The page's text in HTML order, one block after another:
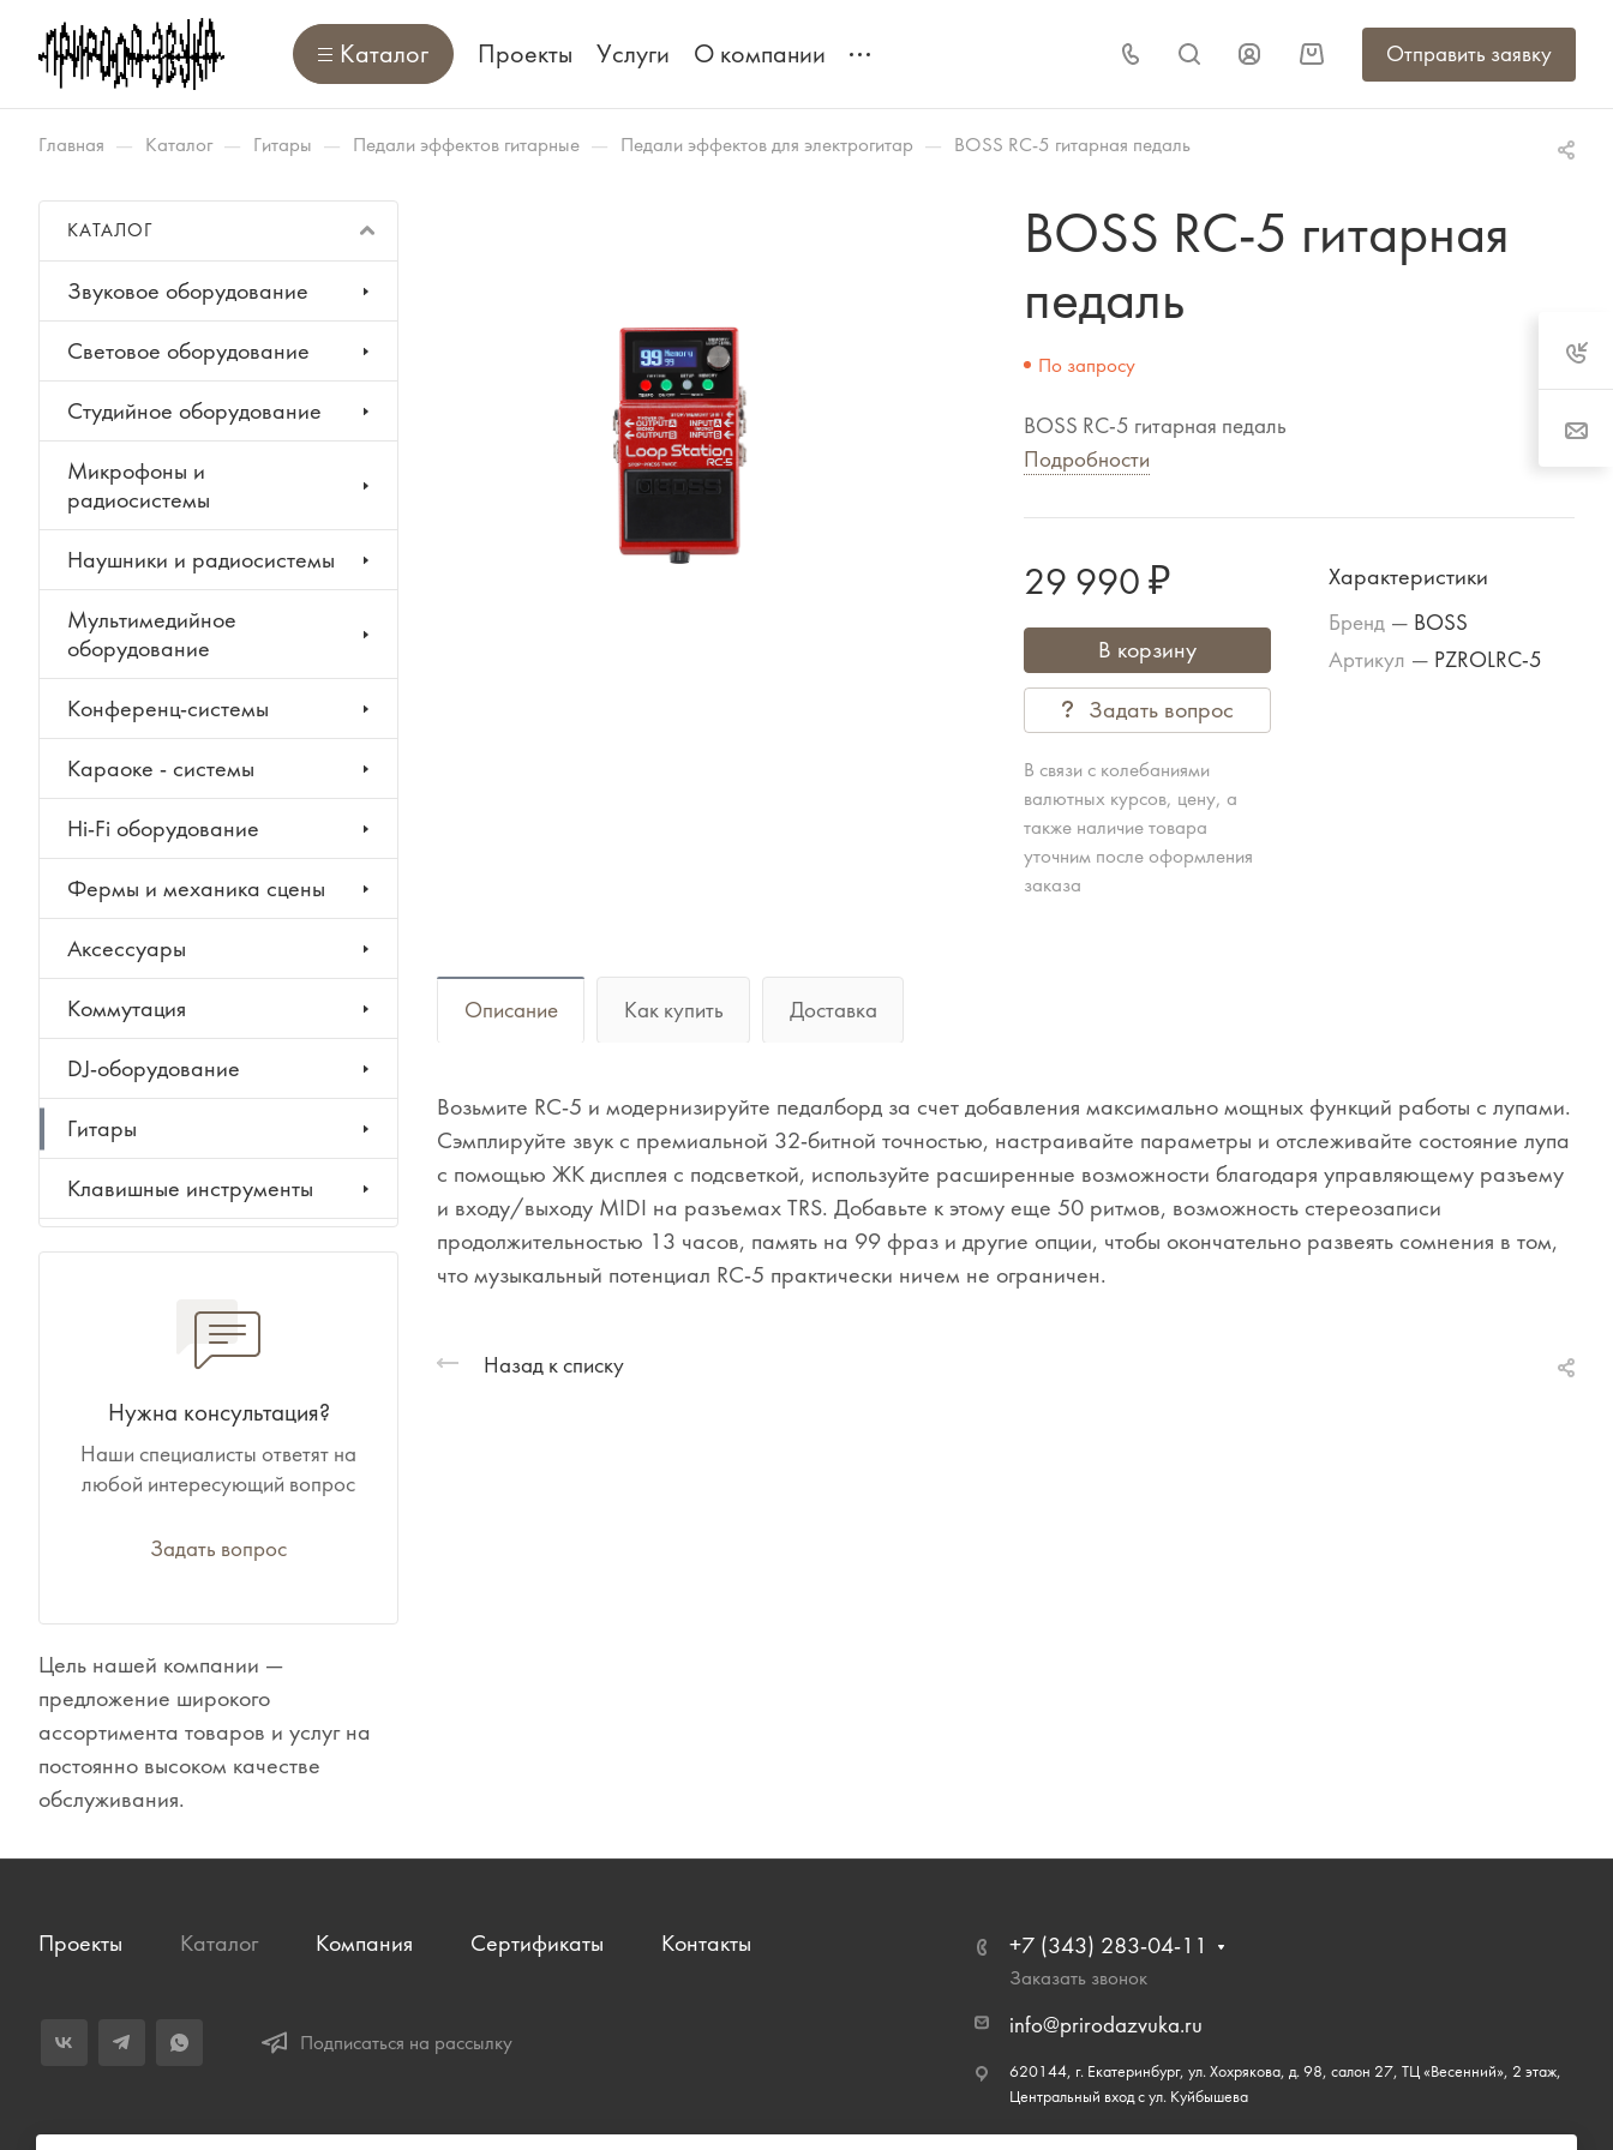
Каталог Проекты Услуги О компании Отправить заявку
Главная — Каталог — Гитары — Педали эффектов гитарные — Педали эффектов для электрогитар — BOSS RC-5 гитарная педаль
BOSS RC-5 гитарная
педаль
По запросу
BOSS RC-5 гитарная педаль
Подробности
29 990 ₽
В корзину
Задать вопрос
В связи с колебаниями
валютных курсов, цену, а
также наличие товара
уточним после оформления
заказа
Характеристики
Бренд — BOSS
Артикул — PZROLRC-5
Описание Как купить Доставка
Возьмите RC-5 и модернизируйте педалборд за счет добавления максимально мощных функций работы с лупами.
Сэмплируйте звук с премиальной 32-битной точностью, настраивайте параметры и отслеживайте состояние лупа
с помощью ЖК дисплея с подсветкой, используйте расширенные возможности благодаря управляющему разъему
и входу/выходу MIDI на разъемах TRS. Добавьте к этому еще 50 ритмов, возможность стереозаписи
продолжительностью 13 часов, память на 99 фраз и другие опции, чтобы окончательно развеять сомнения в том,
что музыкальный потенциал RC-5 практически ничем не ограничен.
Назад к списку
КАТАЛОГ
Звуковое оборудование
Световое оборудование
Студийное оборудование
Микрофоны и
радиосистемы
Наушники и радиосистемы
Мультимедийное
оборудование
Конференц-системы
Караоке - системы
Hi-Fi оборудование
Фермы и механика сцены
Аксессуары
Коммутация
DJ-оборудование
Гитары
Клавишные инструменты
Ударные инструменты
Духовые инструменты
Классические инструменты
Народные инструменты
Баяны, аккордеоны,
Одежда
Нужна консультация?
Наши специалисты ответят на
любой интересующий вопрос
Задать вопрос
Цель нашей компании —
предложение широкого
ассортимента товаров и услуг на
постоянно высоком качестве
обслуживания.
Проекты Каталог Компания Сертификаты Контакты
Подписаться на рассылку
+7 (343) 283-04-11
Заказать звонок
info@prirodazvuka.ru
620144, г. Екатеринбург, ул. Хохрякова, д. 98, салон 27, ТЦ «Весенний», 2 этаж,
Центральный вход с ул. Куйбышева